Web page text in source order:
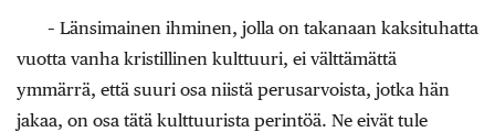
– Länsimainen ihminen, jolla on takanaan kaksituhatta
vuotta vanha kristillinen kulttuuri, ei välttämättä
ymmärrä, että suuri osa niistä perusarvoista, jotka hän
jakaa, on osa tätä kulttuurista perintöä. Ne eivät tule